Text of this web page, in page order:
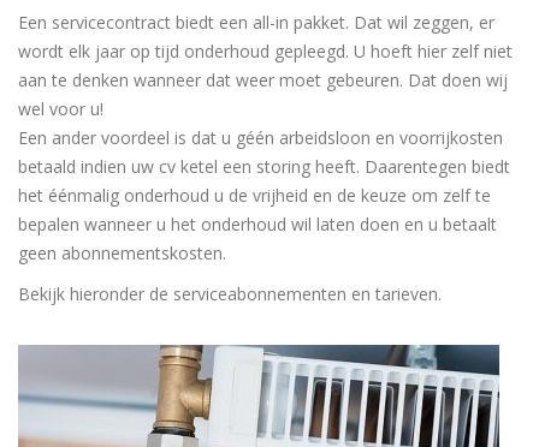
Een servicecontract biedt een all-in pakket. Dat wil zeggen, er
wordt elk jaar op tijd onderhoud gepleegd. U hoeft hier zelf niet
aan te denken wanneer dat weer moet gebeuren. Dat doen wij
wel voor u!
Een ander voordeel is dat u géén arbeidsloon en voorrijkosten
betaald indien uw cv ketel een storing heeft. Daarentegen biedt
het éénmalig onderhoud u de vrijheid en de keuze om zelf te
bepalen wanneer u het onderhoud wil laten doen en u betaalt
geen abonnementskosten.
Bekijk hieronder de serviceabonnementen en tarieven.